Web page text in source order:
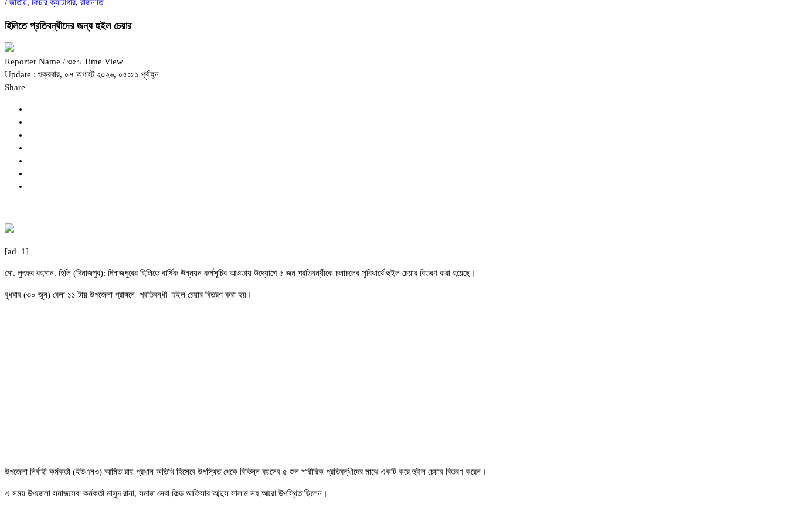
/ জাতীয়, ফিচার ক্যাটাগরি, রাজনীতি
হিলিতে প্রতিবন্ধীদের জন্য হুইল চেয়ার
Reporter Name / ৩৫৭ Time View
Update : শুক্রবার, ০৭ অগাস্ট ২০২৬, ০৫:৫১ পূর্বাহ্ন
Share
[ad_1]
মো. লুৎফর রহমান. হিলি (দিনাজপুর): দিনাজপুরের হিলিতে বার্ষিক উন্নয়ন কর্মসূচির আওতায় উদ্যোগে ৫ জন প্রতিবন্ধীকে চলাচলের সুবিধার্থে হুইল চেয়ার বিতরণ করা হয়েছে।
বুধবার (৩০ জুন) বেলা ১১ টায় উপজেলা প্রাঙ্গনে প্রতিবন্ধী হুইল চেয়ার বিতরণ করা হয়।
উপজেলা নির্বাহী কর্মকর্তা (ইউএনও) আমিত রায় প্রধান অতিথি হিসেবে উপস্থিত থেকে বিভিন্ন বয়সের ৫ জন শারীরিক প্রতিবন্ধীদের মাঝে একটি করে হুইল চেয়ার বিতরণ করেন।
এ সময় উপজেলা সমাজসেবা কর্মকর্তা মাসুদ রানা, সমাজ সেবা ফিল্ড আফিসার আব্দুস সালাম সহ আরো উপস্থিত ছিলেন।